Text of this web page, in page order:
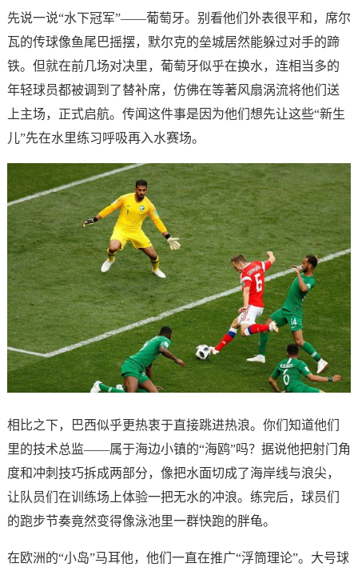
先说一说“水下冠军”——葡萄牙。别看他们外表很平和，席尔
瓦的传球像鱼尾巴摇摆，默尔克的垒城居然能躲过对手的蹄
铁。但就在前几场对决里，葡萄牙似乎在换水，连相当多的
年轻球员都被调到了替补席，仿佛在等著风扇涡流将他们送
上主场，正式启航。传闻这件事是因为他们想先让这些“新生
儿”先在水里练习呼吸再入水赛场。
相比之下，巴西似乎更热衷于直接跳进热浪。你们知道他们
里的技术总监——属于海边小镇的“海鸥”吗？据说他把射门角
度和冲刺技巧拆成两部分，像把水面切成了海岸线与浪尖，
让队员们在训练场上体验一把无水的冲浪。练完后，球员们
的跑步节奏竟然变得像泳池里一群快跑的胖龟。
在欧洲的“小岛”马耳他，他们一直在推广“浮筒理论”。大号球